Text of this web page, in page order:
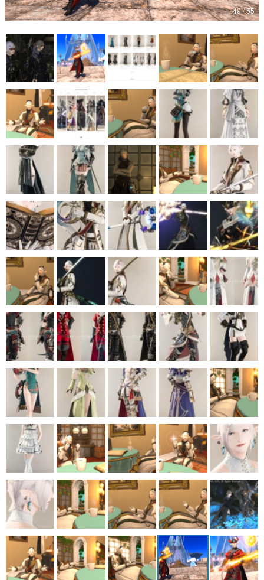
特集記事
マンガ
女性向け
アプリレビュー
その他
電ファミニコゲーマーとは？
運営：株式会社マレ
49 / 55